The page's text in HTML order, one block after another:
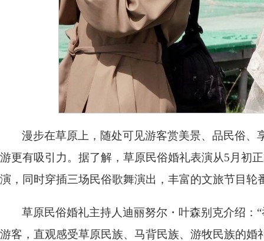
漫步在草原上，随处可见游客赏美景、品民俗
游更有吸引力。据了解，草原民俗婚礼表演从5月初
演，同时穿插三场民俗歌舞演出，丰富的文旅节目
草原民俗婚礼主持人迪丽努尔・叶森别克介绍
游客，直观感受草原民族、马背民族、游牧民族的